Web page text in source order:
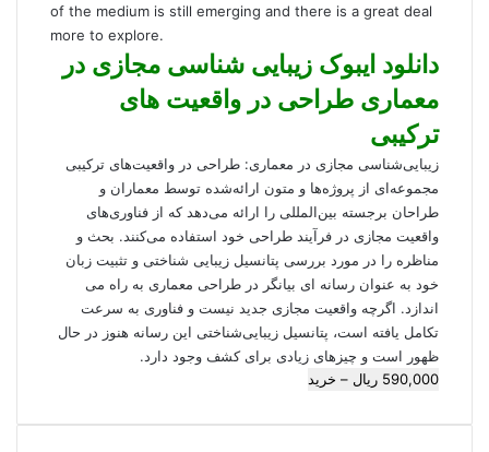
of the medium is still emerging and there is a great deal
more to explore.
دانلود ایبوک زیبایی شناسی مجازی در
معماری طراحی در واقعیت های
ترکیبی
زیبایی‌شناسی مجازی در معماری: طراحی در واقعیت‌های ترکیبی
مجموعه‌ای از پروژه‌ها و متون ارائه‌شده توسط معماران و
طراحان برجسته بین‌المللی را ارائه می‌دهد که از فناوری‌های
واقعیت مجازی در فرآیند طراحی خود استفاده می‌کنند. بحث و
مناظره را در مورد بررسی پتانسیل زیبایی شناختی و تثبیت زبان
خود به عنوان رسانه ای بیانگر در طراحی معماری به راه می
اندازد. اگرچه واقعیت مجازی جدید نیست و فناوری به سرعت
تکامل یافته است، پتانسیل زیبایی‌شناختی این رسانه هنوز در حال
ظهور است و چیزهای زیادی برای کشف وجود دارد.
590,000 ریال – خرید